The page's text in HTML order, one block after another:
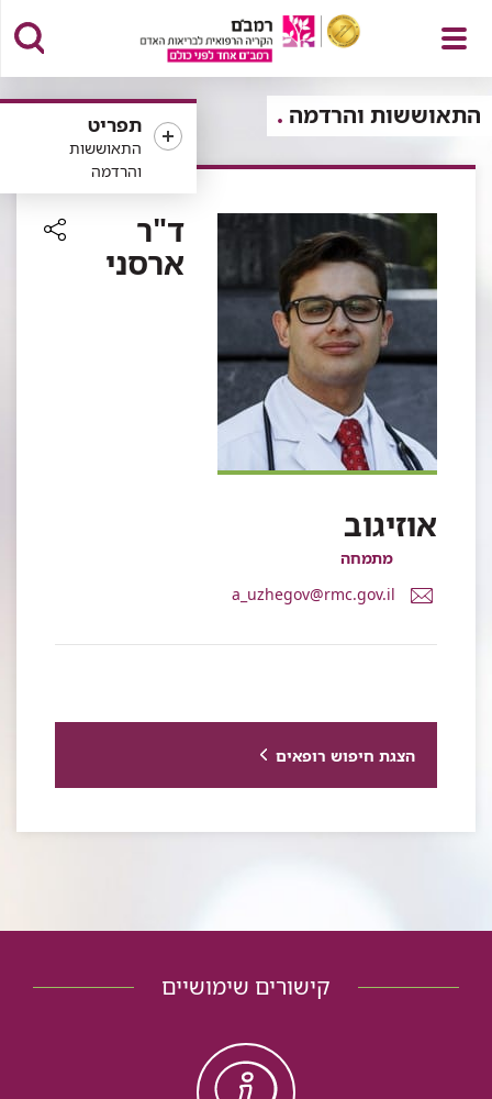
פתח
תפריט
תפריט
התאוששות
והרדמה
התאוששות והרדמה
ד"ר
ארסני
אוזיגוב
מתמחה
דואר
a_uzhegov@rmc.gov.il
הצגת חיפוש רופאים
קישורים שימושיים